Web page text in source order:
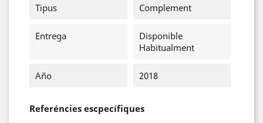
Tipus
Complement
Entrega
Disponible
Habitualment
Año 2018
Referéncies escpecífiques